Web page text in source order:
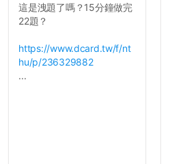
這是洩題了嗎？15分鐘做完
22題？
https://www.dcard.tw/f/nt
hu/p/236329882
...